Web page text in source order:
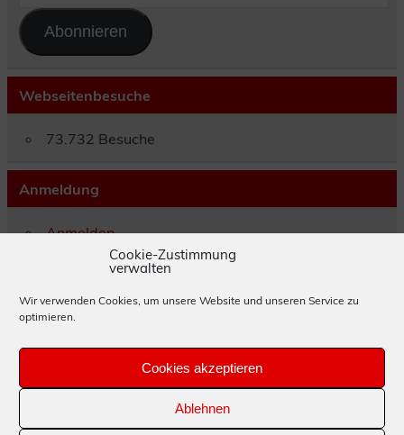
Cookie-Zustimmung
verwalten
Wir verwenden Cookies, um unsere Website und unseren Service zu
optimieren.
Cookies akzeptieren
Ablehnen
Abonnieren
Webseitenbesuche
73.732 Besuche
Anmeldung
Anmelden
Eintrags-Feed
Kommentar-Feed
WordPress.org
Impressum
Datenschutzerklärung